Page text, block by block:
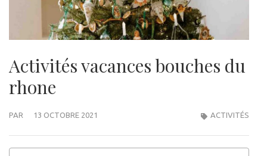
Activités vacances bouches du
rhone
PAR 13 OCTOBRE 2021 ACTIVITÉS